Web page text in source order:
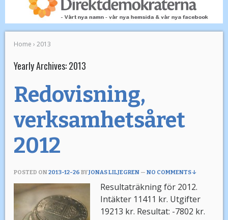
Home › 2013
Yearly Archives:2013
Redovisning,
verksamhetsåret
2012
POSTED ON2013-12-26 BYJONAS LILJEGREN — NO COMMENTS ↓
Resultaträkning för 2012.
Intäkter 11411 kr. Utgifter
19213 kr. Resultat: -7802 kr.